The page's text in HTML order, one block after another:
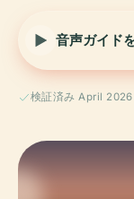
音声ガイド
検証済み April 2026